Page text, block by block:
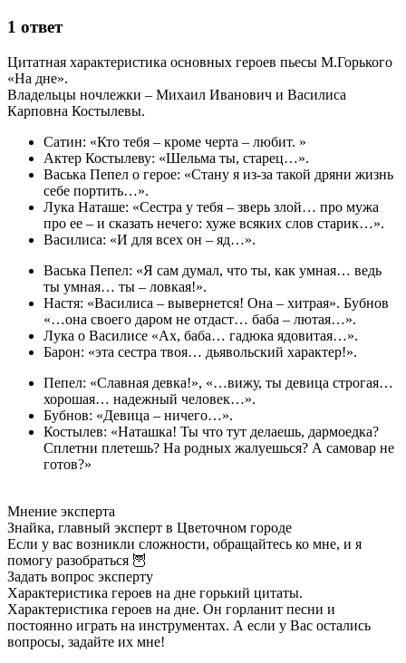
1 ответ
Цитатная характеристика основных героев пьесы М.Горького
«На дне».
Владельцы ночлежки – Михаил Иванович и Василиса
Карповна Костылевы.
Сатин: «Кто тебя – кроме черта – любит. »
Актер Костылеву: «Шельма ты, старец…».
Васька Пепел о герое: «Стану я из‑за такой дряни жизнь
себе портить…».
Лука Наташе: «Сестра у тебя – зверь злой… про мужа
про ее – и сказать нечего: хуже всяких слов старик…».
Василиса: «И для всех он – яд…».
Васька Пепел: «Я сам думал, что ты, как умная… ведь
ты умная… ты – ловкая!».
Настя: «Василиса – вывернется! Она – хитрая». Бубнов
«…она своего даром не отдаст… баба – лютая…».
Лука о Василисе «Ах, баба… гадюка ядовитая…».
Барон: «эта сестра твоя… дьявольский характер!».
Пепел: «Славная девка!», «…вижу, ты девица строгая…
хорошая… надежный человек…».
Бубнов: «Девица – ничего…».
Костылев: «Наташка! Ты что тут делаешь, дармоедка?
Сплетни плетешь? На родных жалуешься? А самовар не
готов?»
Мнение эксперта
Знайка, главный эксперт в Цветочном городе
Если у вас возникли сложности, обращайтесь ко мне, и я
помогу разобраться 🦉
Задать вопрос эксперту
Характеристика героев на дне горький цитаты.
Характеристика героев на дне. Он горланит песни и
постоянно играть на инструментах. А если у Вас остались
вопросы, задайте их мне!